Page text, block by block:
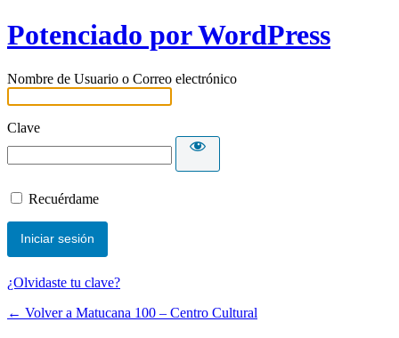
Potenciado por WordPress
Nombre de Usuario o Correo electrónico
Clave
Recuérdame
¿Olvidaste tu clave?
← Volver a Matucana 100 – Centro Cultural